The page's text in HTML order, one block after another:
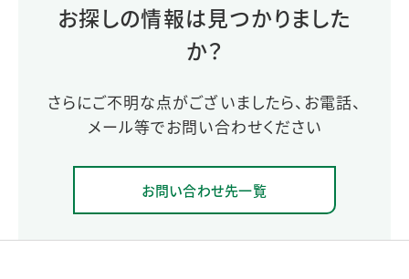
お探しの情報は見つかりました
か？
さらにご不明な点がございましたら、お電話、
メール等でお問い合わせください
お問い合わせ先一覧